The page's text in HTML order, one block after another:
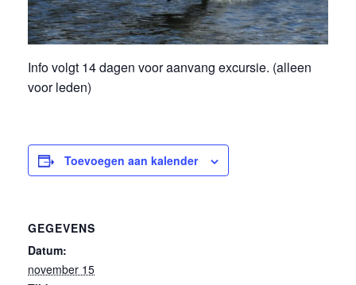
Info volgt 14 dagen voor aanvang excursie. (alleen
voor leden)
Toevoegen aan kalender
GEGEVENS
Datum:
november 15